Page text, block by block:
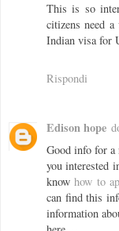
This is so
citizens need
Indian visa for
Rispondi
Edison hope
Good info for
you interested
knowhow to
can find this
information